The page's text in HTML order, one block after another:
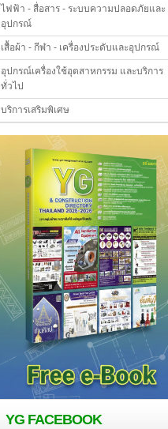
ไฟฟ้า - สื่อสาร - ระบบความปลอดภัยและ
อุปกรณ์
เสื้อผ้า - กีฬา - เครื่องประดับและอุปกรณ์
อุปกรณ์เครื่องใช้อุตสาหกรรม และบริการ
ทั่วไป
บริการเสริมพิเศษ
YG FACEBOOK